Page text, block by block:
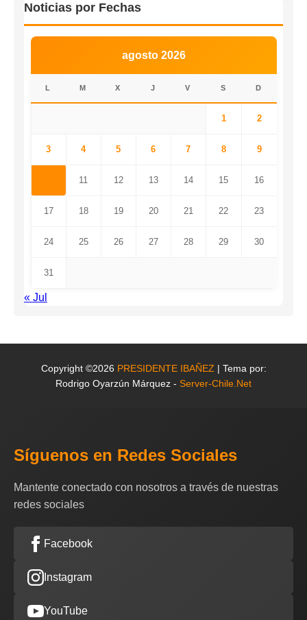
Noticias por Fechas
agosto 2026
L M X J V S D
1 2
3 4 5 6 7 8 9
11 12 13 14 15 16
17 18 19 20 21 22 23
24 25 26 27 28 29 30
31
« Jul
Copyright ©2026 PRESIDENTE IBAÑEZ | Tema por:
Rodrigo Oyarzún Márquez - Server-Chile.Net
Síguenos en Redes Sociales
Mantente conectado con nosotros a través de nuestras
redes sociales
Facebook
Instagram
YouTube